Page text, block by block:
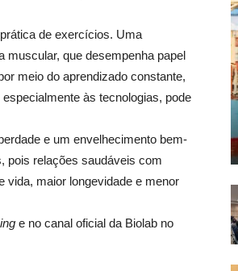
de exercícios. Uma
muscular, que desempenha papel
meio do aprendizado constante,
às tecnologias, pode
e um envelhecimento bem-
pois relações saudáveis com
vida, maior longevidade e menor
e no canal oficial da Biolab no